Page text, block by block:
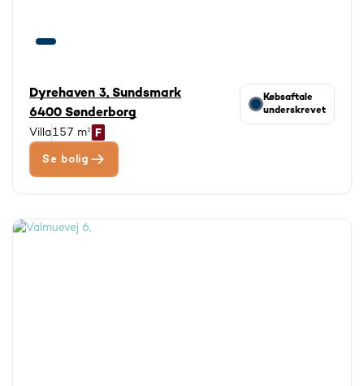
Dyrehaven 3, Sundsmark
6400 Sønderborg
Købsaftale
underskrevet
Villa157 m²
Se bolig